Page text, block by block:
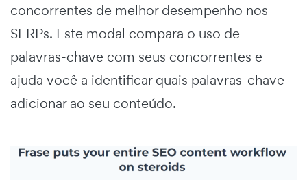
concorrentes de melhor desempenho nos
SERPs. Este modal compara o uso de
palavras-chave com seus concorrentes e
ajuda você a identificar quais palavras-chave
adicionar ao seu conteúdo.